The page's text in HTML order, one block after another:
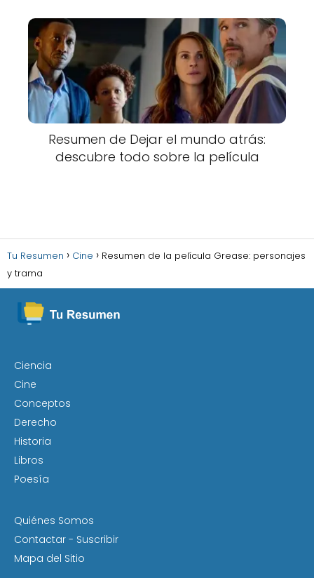
Resumen de Dejar el mundo atrás:
descubre todo sobre la película
Tu Resumen Cine
Resumen de la película Grease: personajes
y trama
Ciencia
Cine
Conceptos
Derecho
Historia
Libros
Poesía
Quiénes Somos
Contactar - Suscribir
Mapa del Sitio